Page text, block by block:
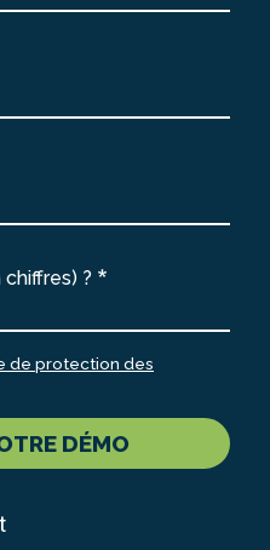
?
de protection des
DÉMO